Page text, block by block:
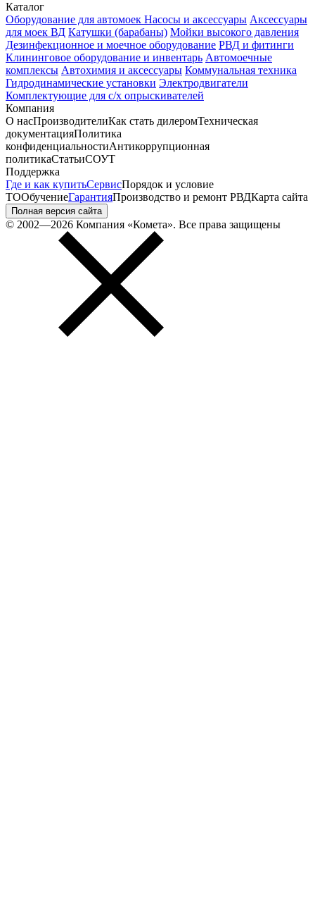
Каталог
Оборудование для автомоек Насосы и аксессуары Аксессуары
для моек ВД Катушки (барабаны) Мойки высокого давления
Дезинфекционное и моечное оборудование РВД и фитинги
Клининговое оборудование и инвентарь Автомоечные
комплексы Автохимия и аксессуары Коммунальная техника
Гидродинамические установки Электродвигатели
Комплектующие для с/х опрыскивателей
Компания
О насПроизводителиКак стать дилеромТехническая
документацияПолитика
конфиденциальностиАнтикоррупционная
политикаСтатьиСОУТ
Поддержка
Где и как купитьСервисПорядок и условие
ТООбучениеГарантияПроизводство и ремонт РВДКарта сайта
Полная версия сайта
© 2002—2026 Компания «Комета». Все права защищены